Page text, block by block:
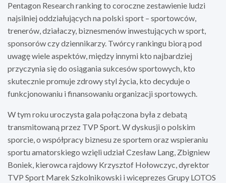
Pentagon Research ranking to coroczne zestawienie ludzi
najsilniej oddziałujących na polski sport – sportowców,
trenerów, działaczy, biznesmenów inwestujących w sport,
sponsorów czy dziennikarzy. Twórcy rankingu biorą pod
uwagę wiele aspektów, między innymi kto najbardziej
przyczynia się do osiągania sukcesów sportowych, kto
skutecznie promuje zdrowy styl życia, kto decyduje o
funkcjonowaniu i finansowaniu organizacji sportowych.
W tym roku uroczysta gala połączona była z debatą
transmitowaną przez TVP Sport. W dyskusji o polskim
sporcie, o współpracy biznesu ze sportem oraz wspieraniu
sportu amatorskiego wzięli udział Czesław Lang, Zbigniew
Boniek, kierowca rajdowy Krzysztof Hołowczyc, dyrektor
TVP Sport Marek Szkolnikowski i wiceprezes Grupy LOTOS